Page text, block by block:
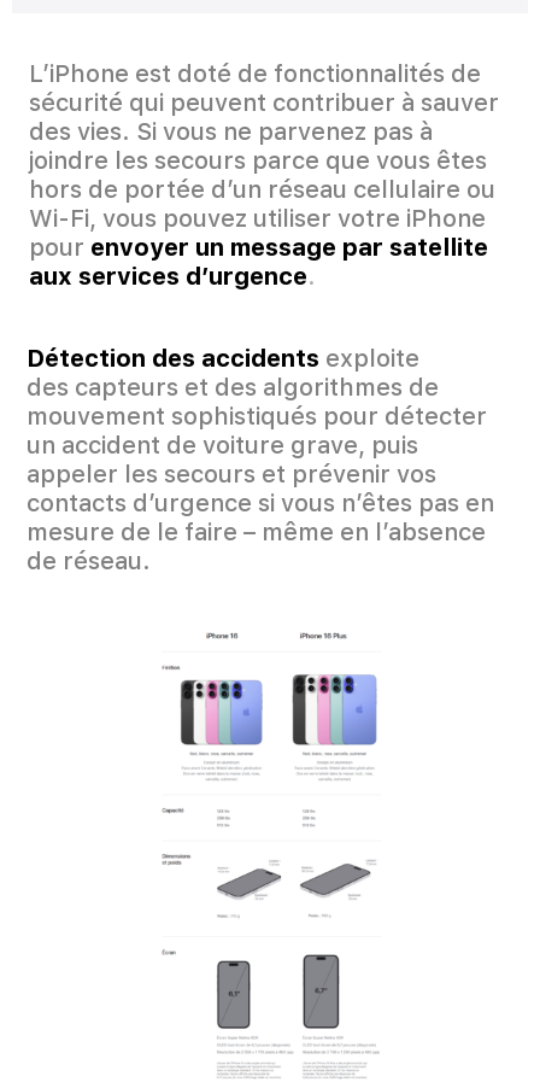
L’iPhone est doté de fonctionnalités de
sécurité qui peuvent contribuer à sauver
des vies. Si vous ne parvenez pas à
joindre les secours parce que vous êtes
hors de portée d’un réseau cellulaire ou
Wi‑Fi, vous pouvez utiliser votre iPhone
pour envoyer un message par satellite
aux services d’urgence.
Détection des accidents exploite
des capteurs et des algorithmes de
mouvement sophistiqués pour détecter
un accident de voiture grave, puis
appeler les secours et prévenir vos
contacts d’urgence si vous n’êtes pas en
mesure de le faire – même en l’absence
de réseau.